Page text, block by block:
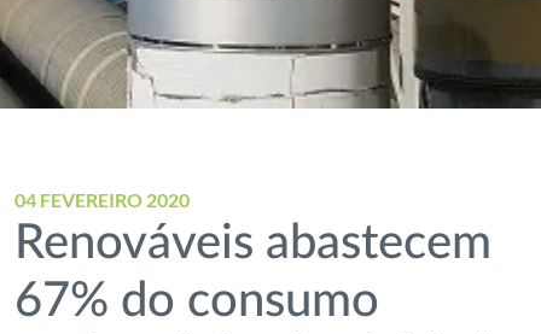
04 FEVEREIRO 2020
Renováveis abastecem
67% do consumo